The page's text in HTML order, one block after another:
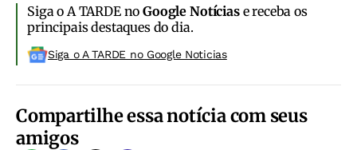
Siga o A TARDE noGoogle Notíciase receba os
principais destaques do dia.
Siga o A TARDE no Google Noticias
Compartilhe essa notícia com seus
amigos